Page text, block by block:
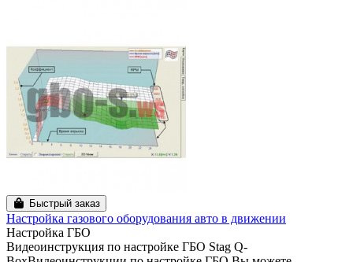
Быстрый заказ
Настройка газового оборудования авто в движении
Настройка ГБО
Видеоинструкция по настройке ГБО Stag Q-